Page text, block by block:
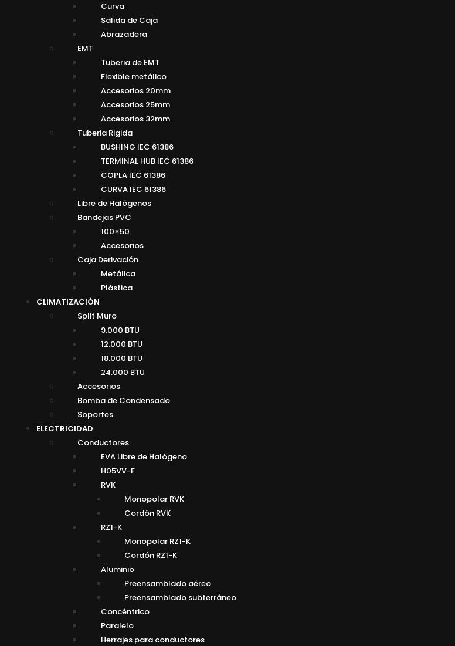
Curva
Salida de Caja
Abrazadera
EMT
Tuberia de EMT
Flexible metálico
Accesorios 20mm
Accesorios 25mm
Accesorios 32mm
Tuberia Rigida
BUSHING IEC 61386
TERMINAL HUB IEC 61386
COPLA IEC 61386
CURVA IEC 61386
Libre de Halógenos
Bandejas PVC
100×50
Accesorios
Caja Derivación
Metálica
Plástica
CLIMATIZACIÓN
Split Muro
9.000 BTU
12.000 BTU
18.000 BTU
24.000 BTU
Accesorios
Bomba de Condensado
Soportes
ELECTRICIDAD
Conductores
EVA Libre de Halógeno
H05VV-F
RVK
Monopolar RVK
Cordón RVK
RZ1-K
Monopolar RZ1-K
Cordón RZ1-K
Aluminio
Preensamblado aéreo
Preensamblado subterráneo
Concéntrico
Paralelo
Herrajes para conductores